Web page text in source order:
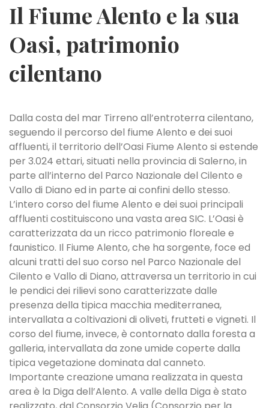
Il Fiume Alento e la sua
Oasi, patrimonio
cilentano
Dalla costa del mar Tirreno all’entroterra cilentano,
seguendo il percorso del fiume Alento e dei suoi
affluenti, il territorio dell’Oasi Fiume Alento si estende
per 3.024 ettari, situati nella provincia di Salerno, in
parte all’interno del Parco Nazionale del Cilento e
Vallo di Diano ed in parte ai confini dello stesso.
L’intero corso del fiume Alento e dei suoi principali
affluenti costituiscono una vasta area SIC. L’Oasi è
caratterizzata da un ricco patrimonio floreale e
faunistico. Il Fiume Alento, che ha sorgente, foce ed
alcuni tratti del suo corso nel Parco Nazionale del
Cilento e Vallo di Diano, attraversa un territorio in cui
le pendici dei rilievi sono caratterizzate dalle
presenza della tipica macchia mediterranea,
intervallata a coltivazioni di oliveti, frutteti e vigneti. Il
corso del fiume, invece, è contornato dalla foresta a
galleria, intervallata da zone umide coperte dalla
tipica vegetazione dominata dal canneto.
Importante creazione umana realizzata in questa
area è la Diga dell’Alento. A valle della Diga è stato